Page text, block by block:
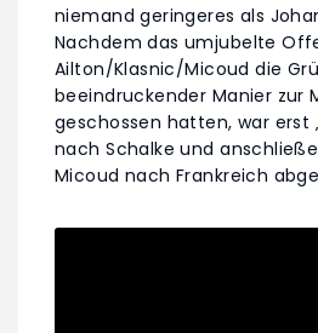
niemand geringeres als
Nachdem das umjubelte
Ailton/Klasnic/Micoud die
beeindruckender Manier zur
geschossen hatten, war erst
nach Schalke und
Micoud nach Frankreich